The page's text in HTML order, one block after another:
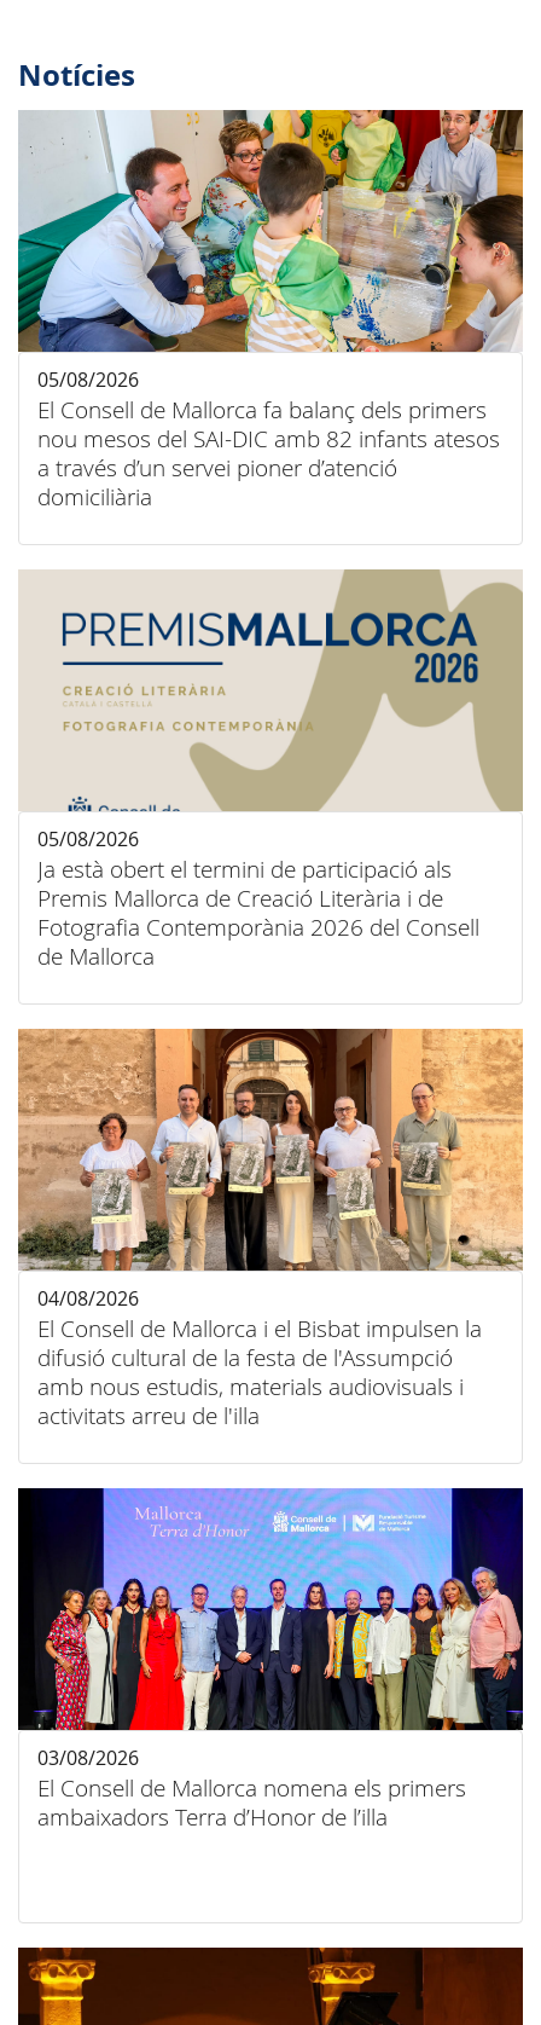
Notícies
El Consell de Mallorca fa balanç dels primers
nou mesos del SAI-DIC amb 82 infants atesos
a través d’un servei pioner d’atenció
domiciliària
05/08/2026
Ja està obert el termini de participació als
Premis Mallorca de Creació Literària i de
Fotografia Contemporània 2026 del Consell
de Mallorca
05/08/2026
El Consell de Mallorca i el Bisbat impulsen la
difusió cultural de la festa de l'Assumpció
amb nous estudis, materials audiovisuals i
activitats arreu de l'illa
04/08/2026
El Consell de Mallorca nomena els primers
ambaixadors Terra d’Honor de l’illa
03/08/2026